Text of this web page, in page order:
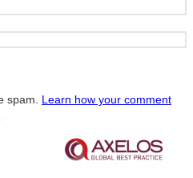
spam. Learn how your comment